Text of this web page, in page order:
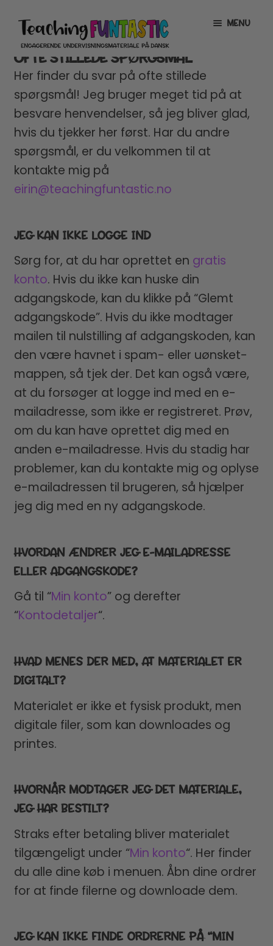
Spring
navigation
Spring
indhold
MENU
EXPAND
MENU
Team Teaching FUNtastic
Ofte stillede spørgsmål
Om Teaching FUNtastic
Kontakt mig
CHILD
MENU
BUTIK
EXPAND
MENU
FONTE
OFTE STILLEDE SPØRGSMÅL
Her finder du svar på ofte stillede
spørgsmål! Jeg bruger meget tid på at
besvare henvendelser, så jeg bliver glad,
hvis du tjekker her først. Har du andre
spørgsmål, er du velkommen til at
kontakte mig på
eirin@teachingfuntastic.no
JEG KAN IKKE LOGGE IND
Sørg for, at du har oprettet en gratis
konto. Hvis du ikke kan huske din
adgangskode, kan du klikke på “Glemt
adgangskode”. Hvis du ikke modtager
mailen til nulstilling af adgangskoden, kan
den være havnet i spam- eller uønsket-
mappen, så tjek der. Det kan også være,
at du forsøger at logge ind med en e-
mailadresse, som ikke er registreret. Prøv,
om du kan have oprettet dig med en
anden e-mailadresse. Hvis du stadig har
problemer, kan du kontakte mig og oplyse
e-mailadressen til brugeren, så hjælper
jeg dig med en ny adgangskode.
HVORDAN ÆNDRER JEG E-MAILADRESSE
ELLER ADGANGSKODE?
Gå til “Min konto” og derefter
“Kontodetaljer“.
HVAD MENES DER MED, AT MATERIALET ER
DIGITALT?
Materialet er ikke et fysisk produkt, men
digitale filer, som kan downloades og
printes.
HVORNÅR MODTAGER JEG DET MATERIALE,
JEG HAR BESTILT?
Straks efter betaling bliver materialet
tilgængeligt under “Min konto“. Her finder
du alle dine køb i menuen. Åbn dine ordrer
for at finde filerne og downloade dem.
JEG KAN IKKE FINDE ORDRERNE PÅ “MIN